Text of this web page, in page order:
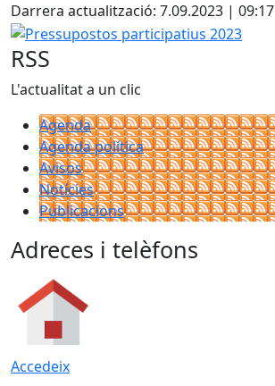
Darrera actualització: 7.09.2023 | 09:17
Pressupostos participatius 2023
RSS
L'actualitat a un clic
Agenda
Agenda política
Avisos
Notícies
Publicacions
Adreces i telèfons
Accedeix